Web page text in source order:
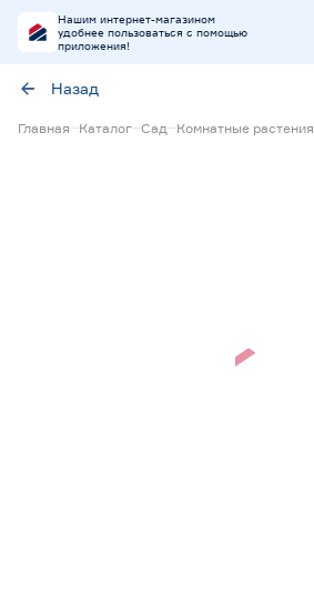
Нашим интернет-магазином
удобнее пользоваться с помощью
приложения!
Назад
Главная Каталог Сад Комнатные растения